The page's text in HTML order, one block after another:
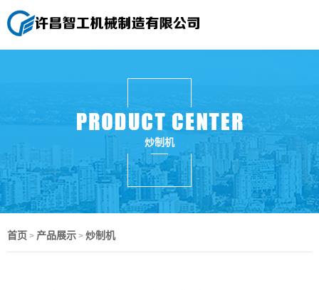
炒制机
首页 > 产品展示 > 炒制机